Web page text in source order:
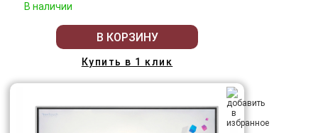
В наличии
В КОРЗИНУ
Купить в 1 клик